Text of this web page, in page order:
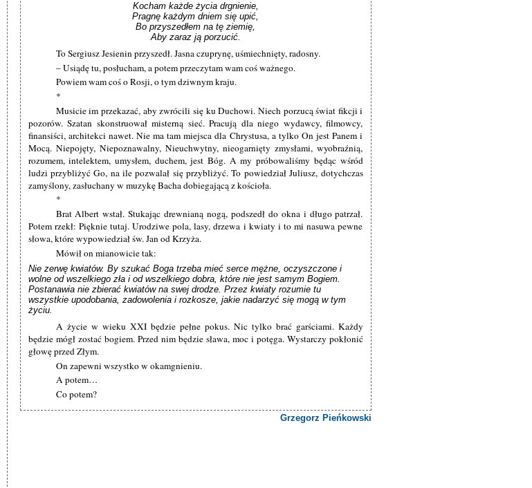
Kocham każde życia drgnienie,
Pragnę każdym dniem się upić,
Bo przyszedłem na tę ziemię,
Aby zaraz ją porzucić.
To Sergiusz Jesienin przyszedł. Jasna czuprynę, uśmiechnięty, radosny.
– Usiądę tu, posłucham, a potem przeczytam wam coś ważnego.
Powiem wam coś o Rosji, o tym dziwnym kraju.
*
Musicie im przekazać, aby zwrócili się ku Duchowi. Niech porzucą świat fikcji i
pozorów. Szatan skonstruował misterną sieć. Pracują dla niego wydawcy, filmowcy,
finansiści, architekci nawet. Nie ma tam miejsca dla Chrystusa, a tylko On jest Panem i
Mocą. Niepojęty, Niepoznawalny, Nieuchwytny, nieogarnięty zmysłami, wyobraźnią,
rozumem, intelektem, umysłem, duchem, jest Bóg. A my próbowaliśmy będąc wśród
ludzi przybliżyć Go, na ile pozwalał się przybliżyć. To powiedział Juliusz, dotychczas
zamyślony, zasłuchany w muzykę Bacha dobiegającą z kościoła.
*
Brat Albert wstał. Stukając drewnianą nogą, podszedł do okna i długo patrzał.
Potem rzekł: Pięknie tutaj. Urodziwe pola, lasy, drzewa i kwiaty i to mi nasuwa pewne
słowa, które wypowiedział św. Jan od Krzyża.
Mówił on mianowicie tak:
Nie zerwę kwiatów. By szukać Boga trzeba mieć serce mężne, oczyszczone i
wolne od wszelkiego zła i od wszelkiego dobra, które nie jest samym Bogiem.
Postanawia nie zbierać kwiatów na swej drodze. Przez kwiaty rozumie tu
wszystkie upodobania, zadowolenia i rozkosze, jakie nadarzyć się mogą w tym
życiu.
A życie w wieku XXI będzie pełne pokus. Nic tylko brać garściami. Każdy
będzie mógł zostać bogiem. Przed nim będzie sława, moc i potęga. Wystarczy pokłonić
głowę przed Złym.
On zapewni wszystko w okamgnieniu.
A potem…
Co potem?
Grzegorz Pieńkowski